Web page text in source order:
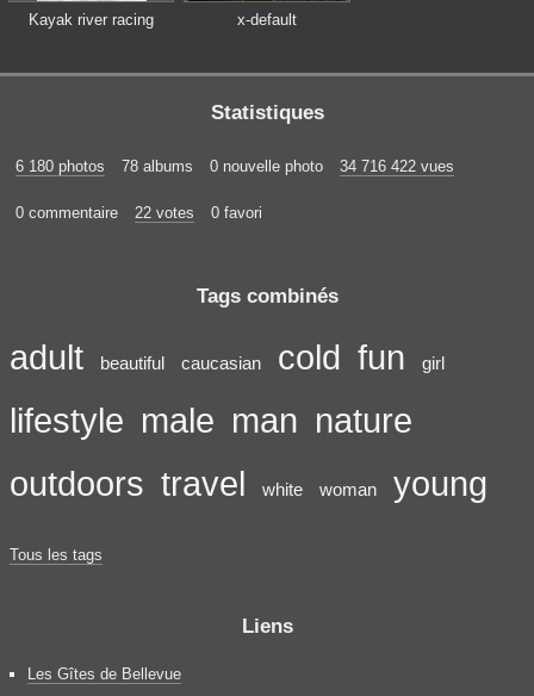
Kayak river racing x-default
Statistiques
6 180 photos 78 albums 0 nouvelle photo 34 716 422 vues
0 commentaire 22 votes 0 favori
Tags combinés
adult beautiful caucasian cold fun girl
lifestyle male man nature
outdoors travel white woman young
Tous les tags
Liens
Les Gîtes de Bellevue